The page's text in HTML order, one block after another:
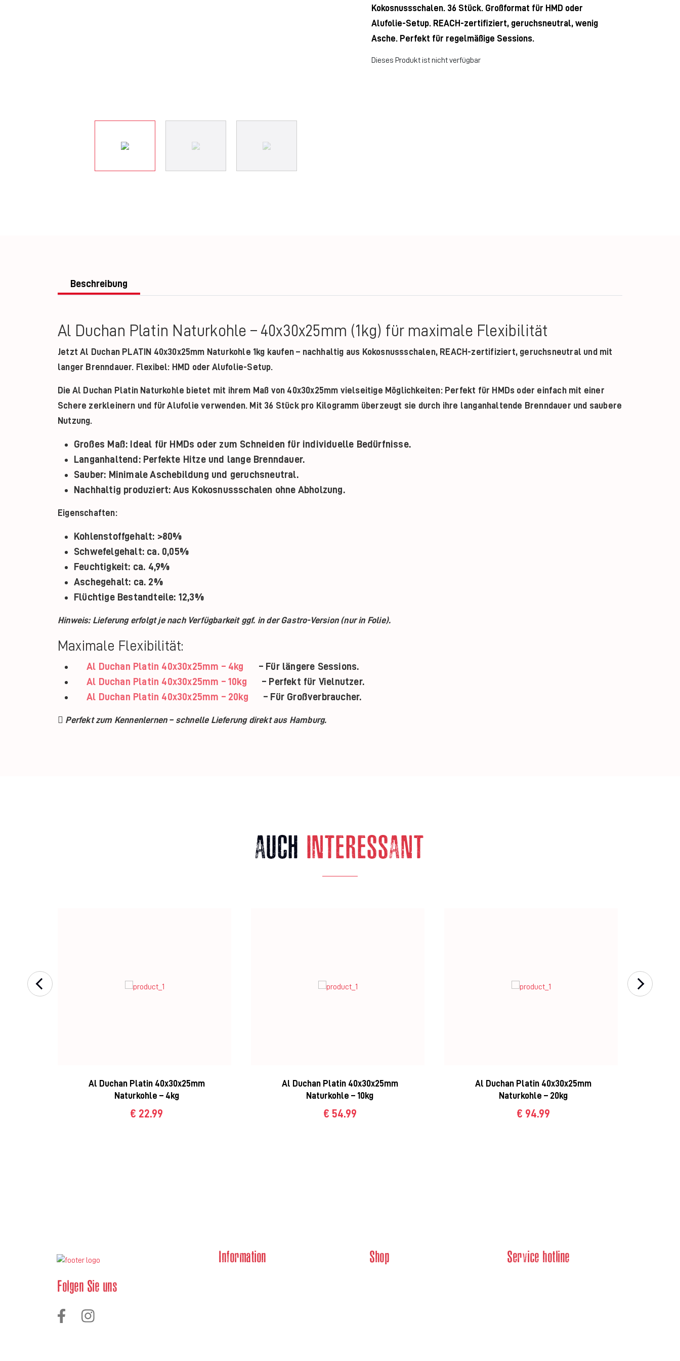
Kokosnussschalen. 36 Stück. Großformat für HMD oder
Alufolie-Setup. REACH-zertifiziert, geruchsneutral, wenig
Asche. Perfekt für regelmäßige Sessions.
Dieses Produkt ist nicht verfügbar
Beschreibung
Al Duchan Platin Naturkohle – 40x30x25mm (1kg) für maximale Flexibilität
JetztAl Duchan PLATIN 40x30x25mm Naturkohle 1kg kaufen – nachhaltig aus Kokosnussschalen, REACH-zertifiziert, geruchsneutral und mit
langer Brenndauer. Flexibel: HMD oder Alufolie-Setup.
Die Al Duchan Platin Naturkohle bietet mit ihrem Maß von 40x30x25mm vielseitige Möglichkeiten: Perfekt für HMDs oder einfach mit einer
Schere zerkleinern und für Alufolie verwenden. Mit 36 Stück pro Kilogramm überzeugt sie durch ihre langanhaltende Brenndauer und saubere
Nutzung.
Großes Maß: Ideal für HMDs oder zum Schneiden für individuelle Bedürfnisse.
Langanhaltend:Perfekte Hitze und lange Brenndauer.
Sauber: Minimale Aschebildung und geruchsneutral.
Nachhaltig produziert: Aus Kokosnussschalen ohne Abholzung.
Eigenschaften:
Kohlenstoffgehalt: >80%
Schwefelgehalt: ca. 0,05%
Feuchtigkeit: ca. 4,9%
Aschegehalt: ca. 2%
Flüchtige Bestandteile: 12,3%
Hinweis: Lieferung erfolgt je nach Verfügbarkeit ggf. in der Gastro-Version (nur in Folie).
Maximale Flexibilität:
Al Duchan Platin 40x30x25mm – 4kg
– Für längere Sessions.
Al Duchan Platin 40x30x25mm – 10kg
– Perfekt für Vielnutzer.
Al Duchan Platin 40x30x25mm – 20kg
– Für Großverbraucher.
 Perfekt zum Kennenlernen – schnelle Lieferung direkt aus Hamburg.
AUCH INTERESSANT
Al Duchan Platin 40x30x25mm
Naturkohle – 4kg
€ 22.99
Al Duchan Platin 40x30x25mm
Naturkohle – 10kg
€ 54.99
Al Duchan Platin 40x30x25mm
Naturkohle – 20kg
€ 94.99
Folgen Sie uns
Information Shop Service hotline